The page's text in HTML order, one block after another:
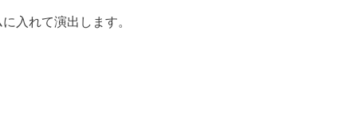
入れて演出します。